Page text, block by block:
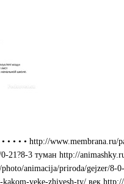
• • • • • http://
21?8-3 туман http://
photo/animacija/priroda/gejzer/
veke-zhivesh-ty/ век